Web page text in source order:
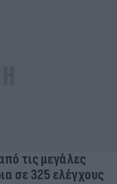
τις μεγάλες
σε 325 ελέγχους